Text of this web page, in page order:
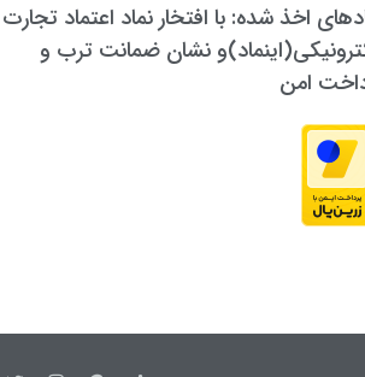
اخذ شده: با افتخار نماد اعتماد تجارت
نشان ضمانت ترب و
امن